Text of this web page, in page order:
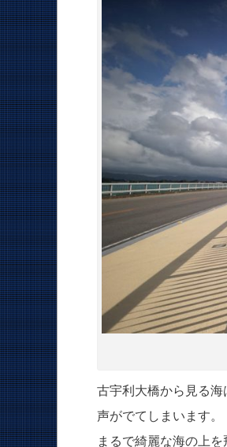
古宇利大橋から見る
声がでてしまいます。
まるで綺麗な海の上